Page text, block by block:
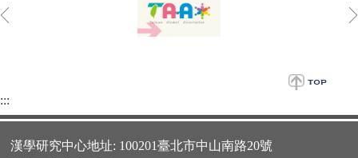
:::
漢學研究中心地址: 100201臺北市中山南路20號